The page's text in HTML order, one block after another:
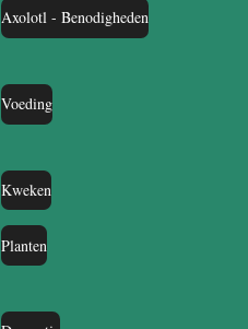
Axolotl - Benodigheden
Voeding
Kweken
Planten